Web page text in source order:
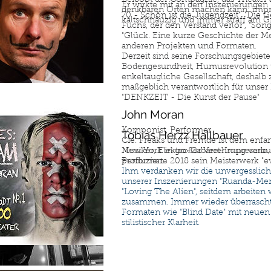
Er wirkte mit an den Inszenierungen
70 - Schön ist die Jugendzeit", "Die
Fuchs, der den Verstand verlor",
"Glück. Eine kurze Geschichte der
anderen Projekten und Formaten.
Derzeit sind seine
Bodengesundheit, Humusrevolution
enkeltaugliche Gesellschaft, deshalb
maßgeblich verantwortlich für unser
"DENKZEIT - Die Kunst der Pause"
Tobias Herzz Hallbauer
Musiker, Elektro-Cabaret-
Performer.
Ihm verdanken wir die
unserer Inszenierungen "Ruanda-
"Loving The Alien", seitdem arbeiten
zusammen. Immer wieder
Formaten wie "Blind Date" mit
stilistischer Klarheit.
denkbaren Orten machen kann:
kaltschnäuzig und immer straff am
John Moran
Komponist, Performer.
Cie. Freaks und Fremde ist dem
New York in großer Verehrung
produzierte 2018 sein Meisterwerk